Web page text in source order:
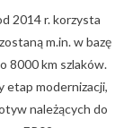
2014 r. korzysta
m.in. w bazę
8000 km szlaków.
etap modernizacji,
należących do